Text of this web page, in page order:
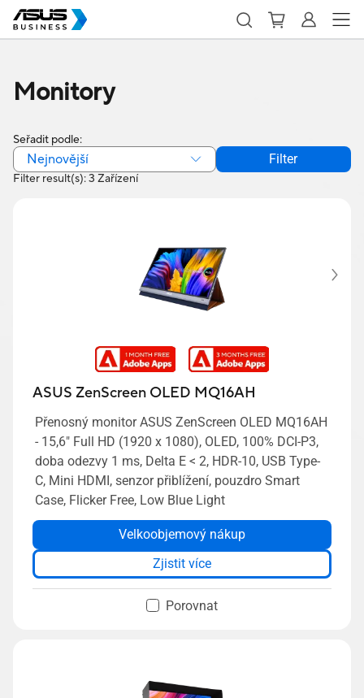
Monitory
Filter result(s): 3 Zařízení
Seřadit podle:
Nejnovější Filter
ASUS ZenScreen OLED MQ16AH
Přenosný monitor ASUS ZenScreen OLED MQ16AH
- 15,6" Full HD (1920 x 1080), OLED, 100% DCI-P3,
doba odezvy 1 ms, Delta E < 2, HDR-10, USB Type-
C, Mini HDMI, senzor přiblížení, pouzdro Smart
Case, Flicker Free, Low Blue Light
Velkoobjemový nákup
Zjistit více
Porovnat